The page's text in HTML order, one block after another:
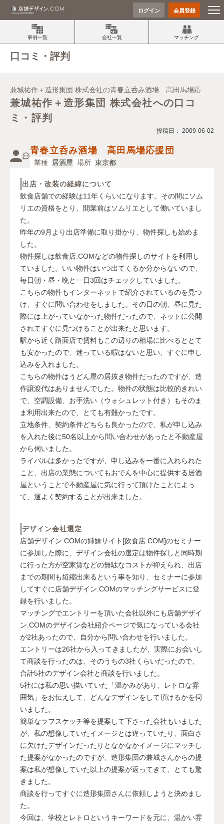
ログイン 会員登録
事例一覧 会社一覧 マッチング
口コミ・評判
兼城祐作＋造形集団 株式会社の青春立呑み酒場 高田馬場応援
団の施主からの口コミ・評判
兼城祐作＋造形集団 株式会社への口コ
ミ・評判
投稿日： 2009-06-02
青春立呑み酒場 高田馬場応援団
業種 居酒屋 場所 東京都
出店・改装の経緯について
飲食店舗での経験は11年くらいになります。その間にソム
リエの資格をとり、開業前はソムリエとして働いていまし
た。
昨年の9月より出店準備に取り掛かり、物件探しも始めま
した。
物件探しは飲食店.COMなどの物件探しのサイトを利用し
ていました。いい物件はいつ出てくるか分からないので、
毎日朝・昼・晩と一日3回はチェックしていました。
こちらの物件もインターネットで紹介されているのを見つ
け、すぐに問い合わせをしました。その日の朝、昼に見た
際には上がっていなかった物件だったので、ネットに公開
されてすぐに見つけることが出来たと思います。
駅から近く路面店で賃料もこの辺りの相場に比べるととて
も安かったので、迷っている暇はないと思い、すぐに申し
込みを入れました。
こちらの物件はうどん屋の居抜き物件だったのですが、造
作譲渡代はありませんでした。物件の状態は比較的きれい
で、空調設備、お手洗い（ウォシュレット付き）もそのま
ま利用出来たので、とても有難かったです。
立地条件、契約条件どちらも良かったので、私が申し込み
を入れた後に50名以上から問い合わせがあったと不動産屋
から伺いました。
ライバルは多かったですが、申し込みを一番に入れられた
こと、出店の業態についてもおでんを中心に提供する居酒
屋ということで不動産屋に気に行って頂けたことによっ
て、運よく契約することが出来ました。
デザイン会社選定
店舗デザイン.COMの姉妹サイト[飲食店.COM]のセミナー
に参加した際に、デザイン会社の選定は物件探しと同時期
に行った方が空家賃などの無駄なコストが抑えられ、出店
までの期間も短縮出来るという事を知り、セミナーに参加
してすぐに店舗デザイン.COMのマッチングサービスに登
録を行いました。
マッチングでエントリーを頂いた会社以外にも店舗デザイ
ン.COMのデザイン会社紹介ページで気になっている会社
が2社あったので、自分から問い合わせを行いました。
エントリーは26社から入ってきましたが、実際にお会いし
て商談を行ったのは、そのうちの3社くらいだったので、
合計5社のデザイン会社と商談を行いました。
5社には私の思い描いていた「温かみがあり、レトロな雰
囲気」をお伝えして、どんなデザインをして頂けるかを伺
いました。
簡単なラフスケッチ等を提案して下さった会社もいました
が、私の想像していたイメージとは違っていたり、面白さ
に欠けたデザインだったりとなかなかイメージにマッチし
た提案がなかったのですが、造形集団の兼城さんからの提
案は私が想像していた以上の提案が返ってきて、とても驚
きました。
商談を行ってすぐに造形集団さんに依頼しようと決めまし
た。
今回は、学校とレトロというキーワードを元に、温かい雰